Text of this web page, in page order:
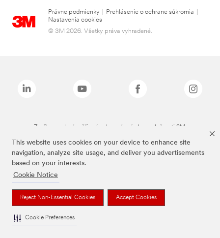
This website uses cookies on your device to enhance site
navigation, analyze site usage, and deliver you advertisements
based on your interests.
Cookie Notice
Reject Non-Essential Cookies Accept Cookies
Cookie Preferences
Právne podmienky Prehlásenie o ochrane súkromia
Nastavenia cookies
© 3M 2026. Všetky práva vyhradené.
Značky uvedené vyššie sú ochranné známky spoločnosti 3M.